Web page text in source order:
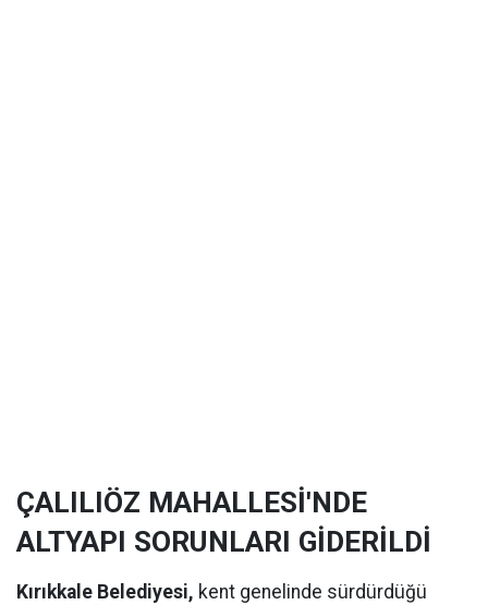
ÇALILIÖZ MAHALLESİ'NDE
ALTYAPI SORUNLARI GİDERİLDİ
Kırıkkale Belediyesi, kent genelinde sürdürdüğü